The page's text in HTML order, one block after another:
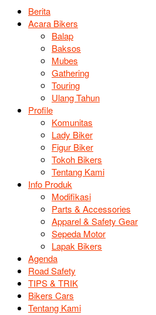
Berita
Acara Bikers
Balap
Baksos
Mubes
Gathering
Touring
Ulang Tahun
Profile
Komunitas
Lady Biker
Figur Biker
Tokoh Bikers
Tentang Kami
Info Produk
Modifikasi
Parts & Accessories
Apparel & Safety Gear
Sepeda Motor
Lapak Bikers
Agenda
Road Safety
TIPS & TRIK
Bikers Cars
Tentang Kami